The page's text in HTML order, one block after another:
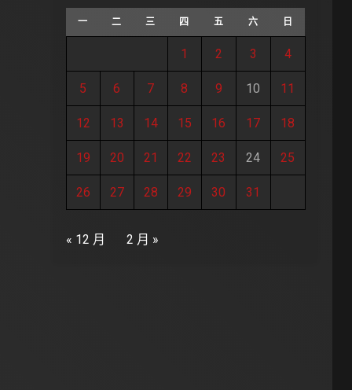
一 二 三 四 五 六 日
1 2 3 4
5 6 7 8 9 10 11
12 13 14 15 16 17 18
19 20 21 22 23 24 25
26 27 28 29 30 31
« 12 月 2 月 »